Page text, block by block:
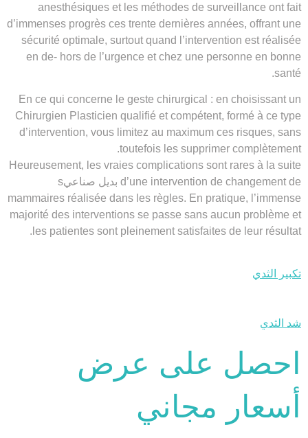
anesthésiques et les méthodes de surveillance ont fait
d’immenses progrès ces trente dernières années, offrant une
sécurité optimale, surtout quand l’intervention est réalisée
en de- hors de l’urgence et chez une personne en bonne
santé.
En ce qui concerne le geste chirurgical : en choisissant un
Chirurgien Plasticien qualifié et compétent, formé à ce type
d’intervention, vous limitez au maximum ces risques, sans
toutefois les supprimer complètement.
Heureusement, les vraies complications sont rares à la suite
d’une intervention de changement de بديل صناعيs
mammaires réalisée dans les règles. En pratique, l’immense
majorité des interventions se passe sans aucun problème et
les patientes sont pleinement satisfaites de leur résultat.
تكبير الثدي
شد الثدي
احصل على عرض
أسعار مجاني